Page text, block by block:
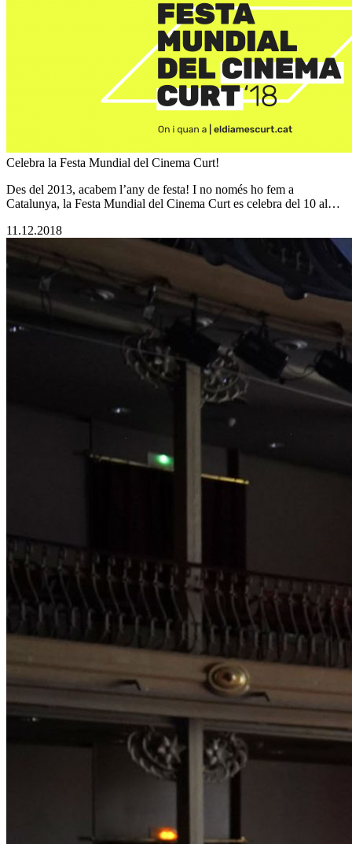
Celebra la Festa Mundial del Cinema Curt!
Des del 2013, acabem l’any de festa! I no només ho fem a
Catalunya, la Festa Mundial del Cinema Curt es celebra del 10 al…
11.12.2018